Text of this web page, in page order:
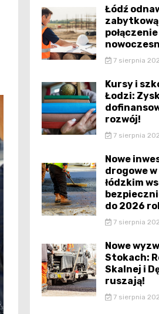
Łódź
zabytkową
7 sierpnia
Kursy i
Łodzi:
rozwój!
7 sierpnia
Nowe
drogowe
łódzkim
do 2026
7 sierpnia
Nowe
Stokach:
Skalnej i
ruszają!
7 sierpnia